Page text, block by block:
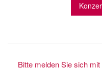
Bitte melden Sie sich